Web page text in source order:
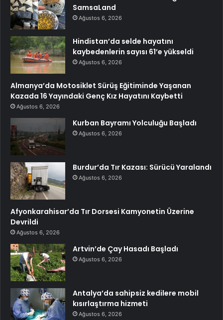
SamsaLand
Ağustos 6, 2026
Hindistan’da selde hayatını
kaybedenlerin sayısı 61’e yükseldi
Ağustos 6, 2026
Almanya’da Motosiklet Sürüş Eğitiminde Yaşanan
Kazada 16 Yayındaki Genç Kız Hayatını Kaybetti
Ağustos 6, 2026
Kurban Bayramı Yolculuğu Başladı
Ağustos 6, 2026
Burdur’da Tır Kazası: Sürücü Yaralandı
Ağustos 6, 2026
Afyonkarahisar’da Tır Dorsesi Kamyonetin Üzerine
Devrildi
Ağustos 6, 2026
Artvin’de Çay Hasadı Başladı
Ağustos 6, 2026
Antalya’da sahipsiz kedilere mobil
kısırlaştırma hizmeti
Ağustos 6, 2026